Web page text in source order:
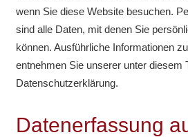
wenn Sie diese Website besuchen.
sind alle Daten, mit denen Sie
können. Ausführliche Informationen
entnehmen Sie unserer unter diesem
Datenschutzerklärung.
Datenerfassung